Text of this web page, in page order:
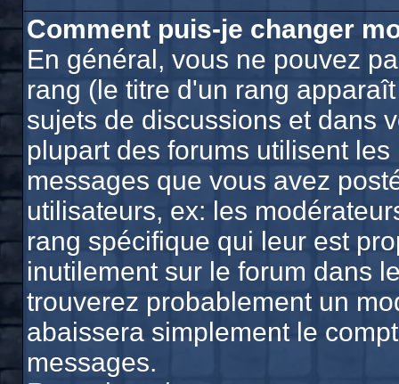
Comment puis-je changer
En général, vous ne pouvez
rang (le titre d'un rang
sujets de discussions et dans
plupart des forums utilisent
messages que vous avez
utilisateurs, ex: les
rang spécifique qui leur est
inutilement sur le forum dans
trouverez probablement un
abaissera simplement le
messages.